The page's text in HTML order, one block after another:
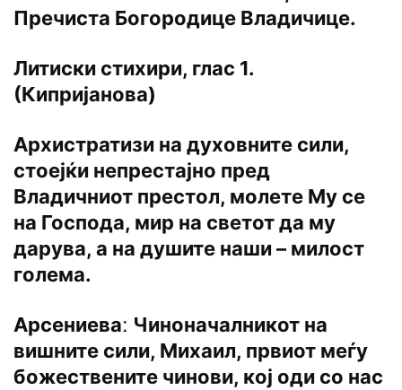
Пречиста Богородице Владичице.
Литиски стихири, глас 1.
(Кипријанова)
Архистратизи на духовните сили,
стоејќи непрестајно пред
Владичниот престол, молете Му се
на Господа, мир на светот да му
дарува, а на душите наши – милост
голема.
Арсениеваː Чиноначалникот на
вишните сили, Михаил, првиот меѓу
божествените чинови, кој оди со нас